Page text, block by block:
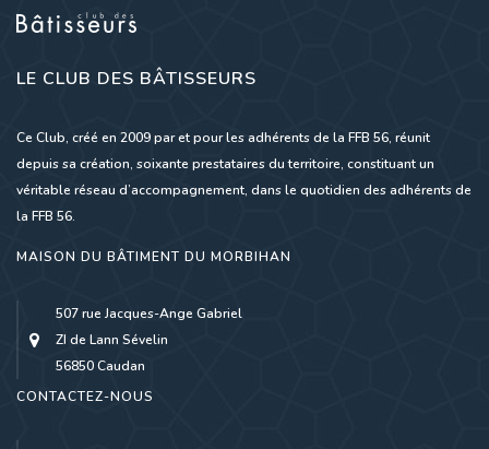
LE CLUB DES BÂTISSEURS
Ce Club, créé en 2009 par et pour les adhérents de la FFB 56, réunit
depuis sa création, soixante prestataires du territoire, constituant un
véritable réseau d’accompagnement, dans le quotidien des adhérents de
la FFB 56.
MAISON DU BÂTIMENT DU MORBIHAN
507 rue Jacques-Ange Gabriel
ZI de Lann Sévelin
56850 Caudan
CONTACTEZ-NOUS